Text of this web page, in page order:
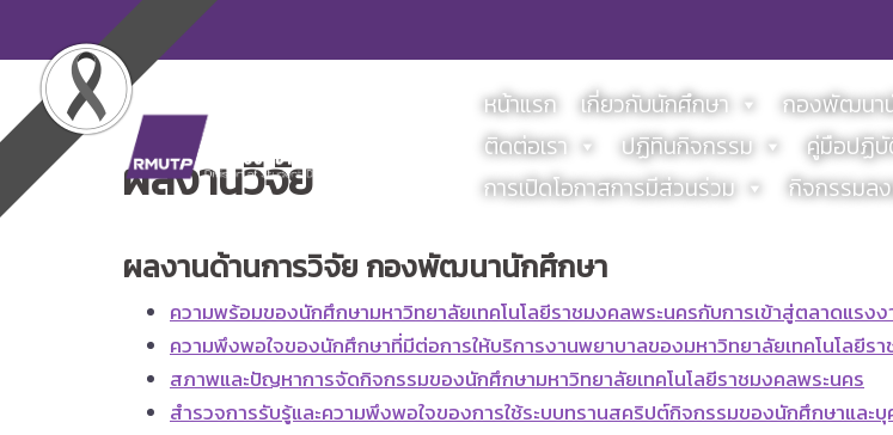
content
หน้าแรก เกี่ยวกับนักศึกษา กองพัฒนา
ติดต่อเรา
ปฏิทินกิจกรรม คู่มือปฏิ
การเปิดโอกาสการมีส่วนร่วม
กิจกรรมล
ผลงานวิจัย
ผลงานด้านการวิจัย กองพัฒนานักศึกษา
ความพร้อมของนักศึกษามหาวิทยาลัยเทคโนโลยีราชมงคลพระนครกับการเข้าสู่ตลาดแรงง
ความพึงพอใจของนักศึกษาที่มีต่อการให้บริการงานพยาบาลของมหาวิทยาลัยเทคโนโลยีร
สภาพและปัญหาการจัดกิจกรรมของนักศึกษามหาวิทยาลัยเทคโนโลยีราชมงคลพระนคร
สำรวจการรับรู้และความพึงพอใจของการใช้ระบบทรานสคริปต์กิจกรรมของนักศึกษาและ